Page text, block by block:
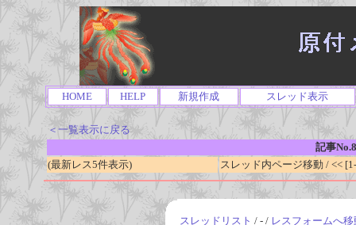
HOME HELP 新規作成 スレッド表示
＜一覧表示に戻る
記事
(最新レス5件表示)
スレッド内ページ移動 / <<
スレッドリスト / - / レスフォームへ移